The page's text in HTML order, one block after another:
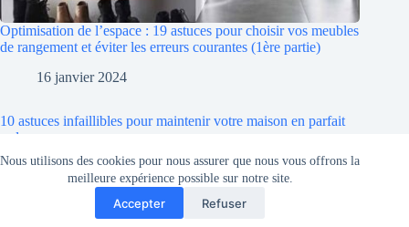
Nous utilisons des cookies pour nous assurer que nous vous offrons la
meilleure expérience possible sur notre site.
Accepter Refuser
Optimisation de l’espace : 19 astuces pour choisir vos meubles
de rangement et éviter les erreurs courantes (1ère partie)
16 janvier 2024
10 astuces infaillibles pour maintenir votre maison en parfait
ordre
16 janvier 2024